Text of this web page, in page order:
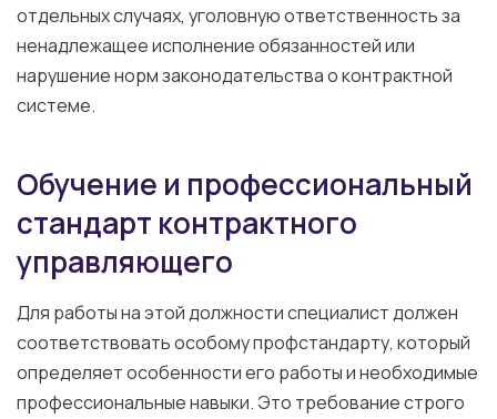
отдельных случаях, уголовную ответственность за
ненадлежащее исполнение обязанностей или
нарушение норм законодательства о контрактной
системе.
Обучение и профессиональный
стандарт контрактного
управляющего
Для работы на этой должности специалист должен
соответствовать особому профстандарту, который
определяет особенности его работы и необходимые
профессиональные навыки. Это требование строго